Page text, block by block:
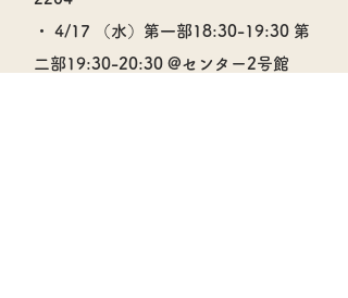
・ 4/17 （水）第一部18:30-19:30 第
二部19:30-20:30 @センター2号館